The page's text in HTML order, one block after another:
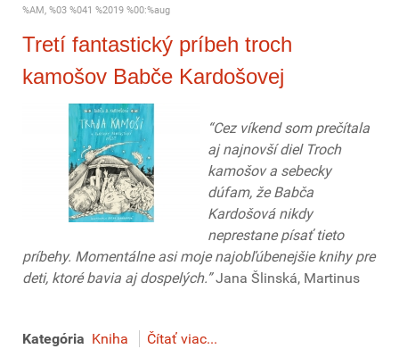
%AM, %03 %041 %2019 %00:%aug
Tretí fantastický príbeh troch
kamošov Babče Kardošovej
“Cez víkend som prečítala
aj najnovší diel Troch
kamošov a sebecky
dúfam, že Babča
Kardošová nikdy
neprestane písať tieto
príbehy. Momentálne asi moje najobľúbenejšie knihy pre
deti, ktoré bavia aj dospelých.”Jana Šlinská, Martinus
Kategória Kniha Čítať viac...